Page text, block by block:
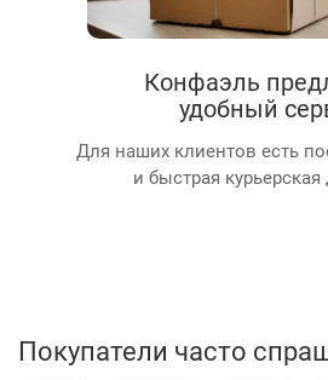
Конфаэль
удобный
Для наших клиентов есть
и быстрая курьерская
Покупатели часто